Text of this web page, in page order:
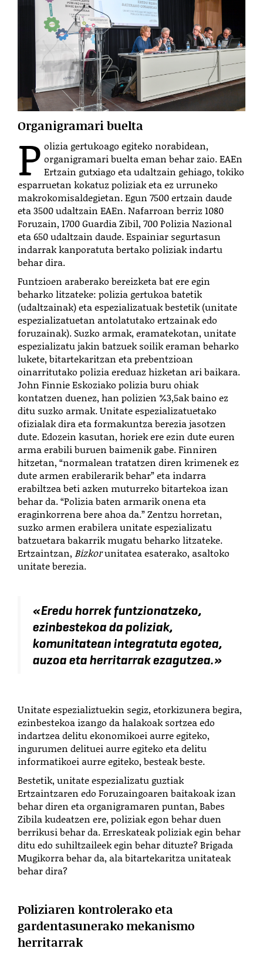
Organigramari buelta
P olizia gertukoago egiteko norabidean,
organigramari buelta eman behar zaio. EAEn
Ertzain gutxiago eta udaltzain gehiago, tokiko
esparruetan kokatuz poliziak eta ez urruneko
makrokomisaldegietan. Egun 7500 ertzain daude
eta 3500 udaltzain EAEn. Nafarroan berriz 1080
Foruzain, 1700 Guardia Zibil, 700 Polizia Nazional
eta 650 udaltzain daude. Espainiar segurtasun
indarrak kanporatuta bertako poliziak indartu
behar dira.
Funtzioen araberako bereizketa bat ere egin
beharko litzateke: polizia gertukoa batetik
(udaltzainak) eta espezializatuak bestetik (unitate
espezializatuetan antolatutako ertzainak edo
foruzainak). Suzko armak, eramatekotan, unitate
espezializatu jakin batzuek soilik eraman beharko
lukete, bitartekaritzan eta prebentzioan
oinarritutako polizia ereduaz hizketan ari baikara.
John Finnie Eskoziako polizia buru ohiak
kontatzen duenez, han polizien %3,5ak baino ez
ditu suzko armak. Unitate espezializatuetako
ofizialak dira eta formakuntza berezia jasotzen
dute. Edozein kasutan, horiek ere ezin dute euren
arma erabili buruen baimenik gabe. Finniren
hitzetan, “normalean tratatzen diren krimenek ez
dute armen erabilerarik behar” eta indarra
erabiltzea beti azken muturreko bitartekoa izan
behar da. “Polizia baten armarik onena eta
eraginkorrena bere ahoa da.” Zentzu horretan,
suzko armen erabilera unitate espezializatu
batzuetara bakarrik mugatu beharko litzateke.
Ertzaintzan, Bizkorunitatea esaterako, asaltoko
unitate berezia.
«Eredu horrek funtzionatzeko,
ezinbestekoa da poliziak,
komunitatean integratuta egotea,
auzoa eta herritarrak ezagutzea.»
Unitate espezializtuekin segiz, etorkizunera begira,
ezinbestekoa izango da halakoak sortzea edo
indartzea delitu ekonomikoei aurre egiteko,
ingurumen delituei aurre egiteko eta delitu
informatikoei aurre egiteko, besteak beste.
Bestetik, unitate espezializatu guztiak
Ertzaintzaren edo Foruzaingoaren baitakoak izan
behar diren eta organigramaren puntan, Babes
Zibila kudeatzen ere, poliziak egon behar duen
berrikusi behar da. Erreskateak poliziak egin behar
ditu edo suhiltzaileek egin behar dituzte? Brigada
Mugikorra behar da, ala bitartekaritza unitateak
behar dira?
Poliziaren kontrolerako eta
gardentasunerako mekanismo
herritarrak